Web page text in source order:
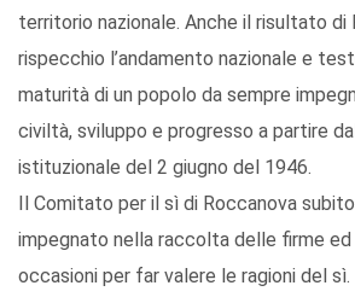
territorio nazionale. Anche il risultato di
rispecchio l’andamento nazionale e
maturità di un popolo da sempre
civiltà, sviluppo e progresso a partire
istituzionale del 2 giugno del 1946.
Il Comitato per il sì di Roccanova
impegnato nella raccolta delle firme ed
occasioni per far valere le ragioni del sì.